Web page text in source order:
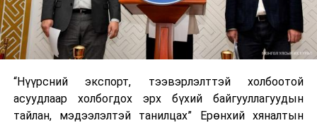
“Нүүрсний экспорт, тээвэрлэлттэй холбоотой
асуудлаар холбогдох эрх бүхий байгууллагуудын
тайлан, мэдээлэлтэй танилцах” Ерөнхий хяналтын